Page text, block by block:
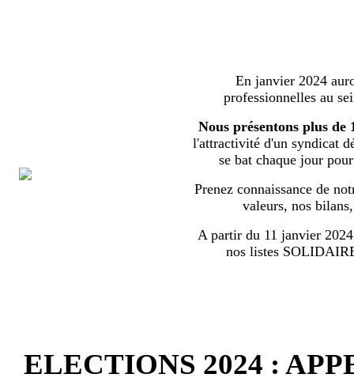
En janvier 2024
professionnelles au
Nous présentons plus de
l'attractivité d'un syndicat
se bat chaque jour
Prenez connaissance de
valeurs, nos
A partir du 11 janvier
nos listes
ELECTIONS 2024 :